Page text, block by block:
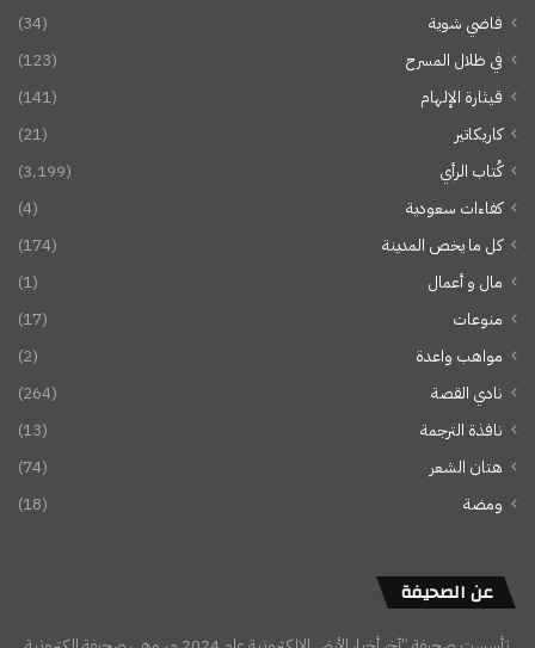
فاضي شوية
(34)
في ظلال المسرح
(123)
قيثارة الإلهام
(141)
كاريكاتير
(21)
كُتاب الرأي
(3٬199)
كفاءات سعودية
(4)
كل ما يخص المدينة
(174)
مال و أعمال
(1)
منوعات
(17)
مواهب واعدة
(2)
نادي القصة
(264)
نافذة الترجمة
(13)
هتان الشعر
(74)
ومضة
(18)
عن الصحيفة